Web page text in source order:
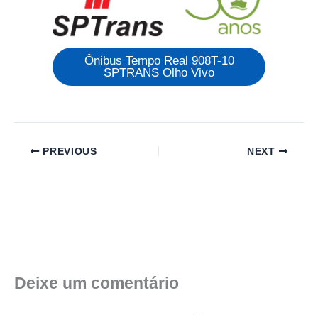
Ônibus Tempo Real 908T-10
SPTRANS Olho Vivo
PREVIOUS NEXT
Deixe um comentário